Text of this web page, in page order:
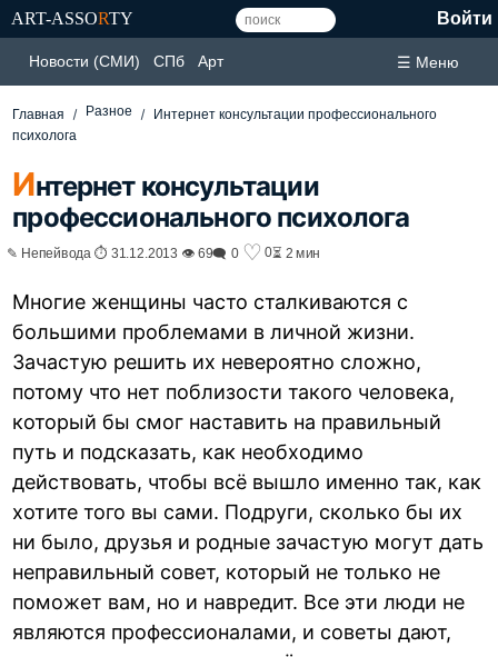
ART-ASSORTY Войти
Новости (СМИ) СПб Арт ☰ Меню
Главная Разное
Интернет консультации профессионального
психолога
Интернет консультации
профессионального психолога
✎ Непейвода ⏱ 31.12.2013 👁 69🗨 0 ♡ 0⏳ 2 мин
Многие женщины часто сталкиваются с
большими проблемами в личной жизни.
Зачастую решить их невероятно сложно,
потому что нет поблизости такого человека,
который бы смог наставить на правильный
путь и подсказать, как необходимо
действовать, чтобы всё вышло именно так, как
хотите того вы сами. Подруги, сколько бы их
ни было, друзья и родные зачастую могут дать
неправильный совет, который не только не
поможет вам, но и навредит. Все эти люди не
являются профессионалами, и советы дают,